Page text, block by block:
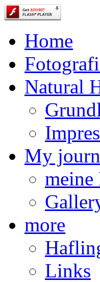
Home
Natural
My
meine
more
Links